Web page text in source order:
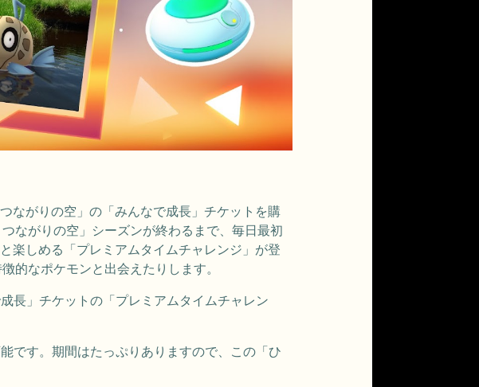
ながりの空」の「みんなで成長」チケットを購
ながりの空」シーズンが終わるまで、毎日最初
楽しめる「プレミアムタイムチャレンジ」が登
的なポケモンと出会えたりします。
長」チケットの「プレミアムタイムチャレン
です。期間はたっぷりありますので、この「ひ